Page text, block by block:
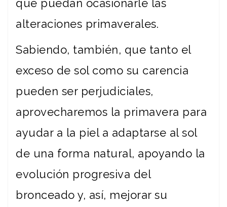
que puedan ocasionarle las
alteraciones primaverales.
Sabiendo, también, que tanto el
exceso de sol como su carencia
pueden ser perjudiciales,
aprovecharemos la primavera para
ayudar a la piel a adaptarse al sol
de una forma natural, apoyando la
evolución progresiva del
bronceado y, así, mejorar su